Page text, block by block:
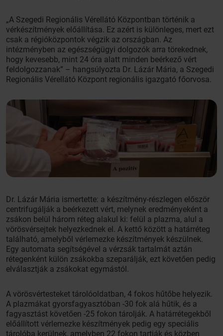
„A Szegedi Regionális Vérellátó Központban történik a
vérkészítmények előállítása. Ez azért is különleges, mert ezt
csak a régióközpontok végzik az országban. Az
intézményben az egészségügyi dolgozók arra törekednek,
hogy kevesebb, mint 24 óra alatt minden beérkező vért
feldolgozzanak” – hangsúlyozta Dr. Lázár Mária, a Szegedi
Regionális Vérellátó Központ regionális igazgató főorvosa.
Dr. Lázár Mária ismertette: a készítmény-részlegen először
centrifugálják a beérkezett vért, melynek eredményeként a
zsákon belül három réteg alakul ki: felül a plazma, alul a
vörösvérsejtek helyezkednek el. A kettő között a határréteg
található, amelyből vérlemezke készítmények készülnek.
Egy automata segítségével a vérzsák tartalmát aztán
rétegenként külön zsákokba szeparálják, ezt követően pedig
elválasztják a zsákokat egymástól.
A vörösvértesteket tárolóoldatban, 4 fokos hűtőbe helyezik.
A plazmákat gyorsfagyasztóban -30 fok alá hűtik, és a
fagyasztást követően -25 fokon tárolják. A határrétegekből
előállított vérlemezke készítmények pedig egy speciális
tárolóba kerülnek, amelyben 22 fokon tartják és közben